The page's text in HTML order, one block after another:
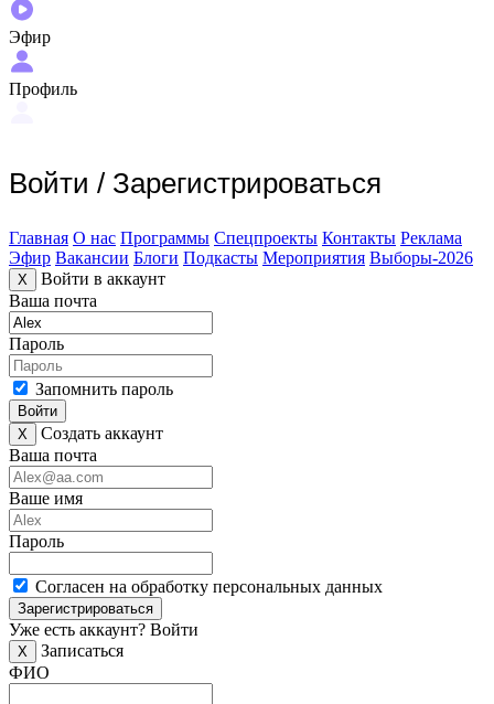
Эфир
Профиль
Войти / Зарегистрироваться
Главная О нас Программы Спецпроекты Контакты Реклама
Эфир Вакансии Блоги Подкасты Мероприятия Выборы-2026
X
Войти в аккаунт
Ваша почта
Пароль
Запомнить пароль
Войти
X
Создать аккаунт
Ваша почта
Ваше имя
Пароль
Согласен на обработку персональных данных
Зарегистрироваться
Уже есть аккаунт? Войти
X
Записаться
ФИО